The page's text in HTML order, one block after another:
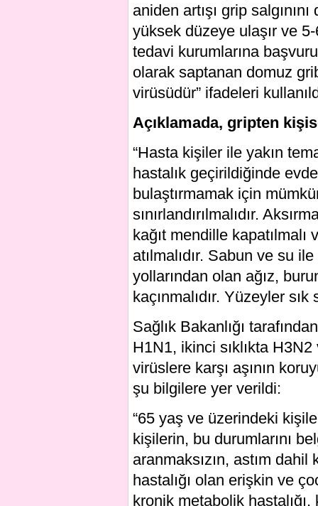
aniden artışı grip
yüksek düzeye ulaşır ve
tedavi kurumlarına
olarak saptanan domuz
virüsüdür” ifadeleri
Açıklamada, gripten
“Hasta kişiler ile yakın
hastalık geçirildiğinde
bulaştırmamak için
sınırlandırılmalıdır.
kağıt mendille
atılmalıdır. Sabun ve su
yollarından olan ağız,
kaçınmalıdır. Yüzeyler
Sağlık Bakanlığı
H1N1, ikinci sıklıkta
virüslere karşı aşının
şu bilgilere yer verildi:
“65 yaş ve üzerindeki
kişilerin, bu durumlarını
aranmaksızın, astım
hastalığı olan erişkin ve
kronik metabolik